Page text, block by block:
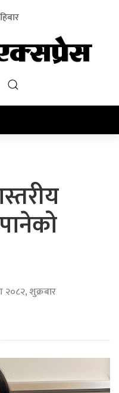
२०८२, शुक्रबार